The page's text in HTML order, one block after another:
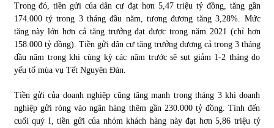
Chứng khoán ngày 12/10/2021: Top 10 cổ phiếu nổi bật
13/10/2021
Top 10 xe bán chạy nhất tháng 9/2021
Trong đó, tiền gửi của dân cư đạt hơn 5,47 triệu tỷ đồng, tăng gần
174.000 tỷ trong 3 tháng đầu năm, tương đương tăng 3,28%. Mức
tăng này lớn hơn cả tăng trưởng đạt được trong năm 2021 (chỉ hơn
158.000 tỷ đồng). Tiền gửi dân cư tăng trưởng dương cả trong 3 tháng
đầu năm trong khi cùng kỳ các năm trước sẽ sụt giảm 1-2 tháng do
yếu tố mùa vụ Tết Nguyên Đán.
Tiền gửi của doanh nghiệp cũng tăng mạnh trong tháng 3 khi doanh
nghiệp gửi ròng vào ngân hàng thêm gần 230.000 tỷ đồng. Tính đến
cuối quý I, tiền gửi của nhóm khách hàng này đạt hơn 5,86 triệu tỷ